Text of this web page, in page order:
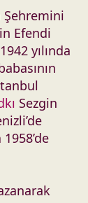
Şehremini
Efendi
yılında
Sezgin